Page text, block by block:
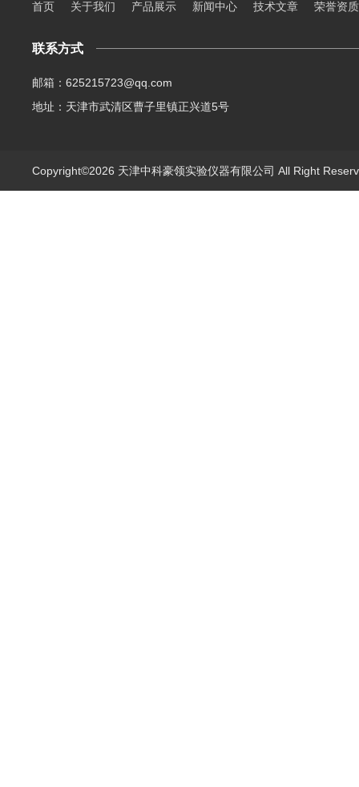
首页 关于我们 产品展示 新闻中心 技术文章 荣誉资质
联系方式
邮箱：625215723@qq.com
地址：天津市武清区曹子里镇正兴道5号
Copyright©2026 天津中科豪领实验仪器有限公司 All Right